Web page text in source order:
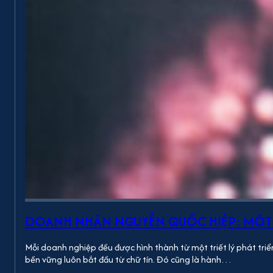
DOANH NHÂN NGUYỄN QUỐC HIỆP:
Mỗi doanh nghiệp đều được hình thành từ một triết lý phát
bền vững luôn bắt đầu từ chữ tín. Đó cũng là hành…